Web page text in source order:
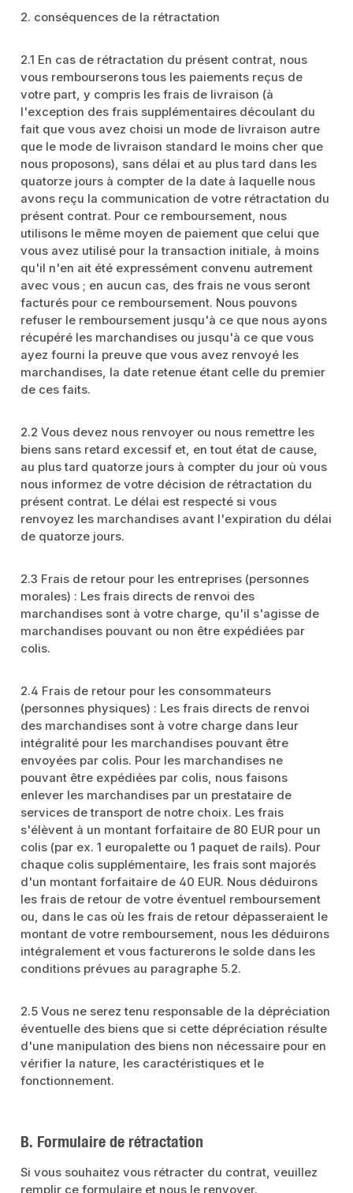
2. conséquences de la rétractation
2.1 En cas de rétractation du présent contrat, nous
vous rembourserons tous les paiements reçus de
votre part, y compris les frais de livraison (à
l'exception des frais supplémentaires découlant du
fait que vous avez choisi un mode de livraison autre
que le mode de livraison standard le moins cher que
nous proposons), sans délai et au plus tard dans les
quatorze jours à compter de la date à laquelle nous
avons reçu la communication de votre rétractation du
présent contrat. Pour ce remboursement, nous
utilisons le même moyen de paiement que celui que
vous avez utilisé pour la transaction initiale, à moins
qu'il n'en ait été expressément convenu autrement
avec vous ; en aucun cas, des frais ne vous seront
facturés pour ce remboursement. Nous pouvons
refuser le remboursement jusqu'à ce que nous ayons
récupéré les marchandises ou jusqu'à ce que vous
ayez fourni la preuve que vous avez renvoyé les
marchandises, la date retenue étant celle du premier
de ces faits.
2.2 Vous devez nous renvoyer ou nous remettre les
biens sans retard excessif et, en tout état de cause,
au plus tard quatorze jours à compter du jour où vous
nous informez de votre décision de rétractation du
présent contrat. Le délai est respecté si vous
renvoyez les marchandises avant l'expiration du délai
de quatorze jours.
2.3 Frais de retour pour les entreprises (personnes
morales) : Les frais directs de renvoi des
marchandises sont à votre charge, qu'il s'agisse de
marchandises pouvant ou non être expédiées par
colis.
2.4 Frais de retour pour les consommateurs
(personnes physiques) : Les frais directs de renvoi
des marchandises sont à votre charge dans leur
intégralité pour les marchandises pouvant être
envoyées par colis. Pour les marchandises ne
pouvant être expédiées par colis, nous faisons
enlever les marchandises par un prestataire de
services de transport de notre choix. Les frais
s'élèvent à un montant forfaitaire de 80 EUR pour un
colis (par ex. 1 europalette ou 1 paquet de rails). Pour
chaque colis supplémentaire, les frais sont majorés
d'un montant forfaitaire de 40 EUR. Nous déduirons
les frais de retour de votre éventuel remboursement
ou, dans le cas où les frais de retour dépasseraient le
montant de votre remboursement, nous les déduirons
intégralement et vous facturerons le solde dans les
conditions prévues au paragraphe 5.2.
2.5 Vous ne serez tenu responsable de la dépréciation
éventuelle des biens que si cette dépréciation résulte
d'une manipulation des biens non nécessaire pour en
vérifier la nature, les caractéristiques et le
fonctionnement.
B. Formulaire de rétractation
Si vous souhaitez vous rétracter du contrat, veuillez
remplir ce formulaire et nous le renvoyer.